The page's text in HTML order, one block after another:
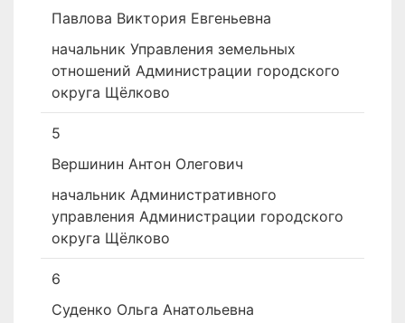
Павлова Виктория Евгеньевна
начальник Управления земельных
отношений Администрации городского
округа Щёлково
5
Вершинин Антон Олегович
начальник Административного
управления Администрации городского
округа Щёлково
6
Суденко Ольга Анатольевна